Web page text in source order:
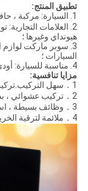
تطبيق المنتج:
1. السيارة: مركبة ، حافلة ، شاحنة ；
2. العلامات
هيونداي وغيرها ؛
3. سوبر ماركت
السيارات ؛
4. مناسبة للسيارة: أودي ، بي ام دبليو ، بنز ، إلخ.
مزايا تنافسية:
1．سهل التركيب.تركيب غير مدمر ；
2．تركيب عشوائي ، بدون تثبيت ثانوي ；
3．وظائف بسيطة ، استقرار قوي ، وهو أكثر فائدة ،
4．ملائمة لترقية الخريطة.